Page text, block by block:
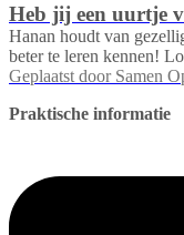
Heb jij een uurtje
Hanan houdt van
beter te leren kennen!
Geplaatst door Samen
Praktische informatie